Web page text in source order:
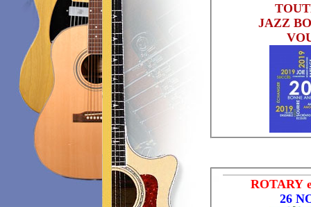
JAZZ
ROTARY
26